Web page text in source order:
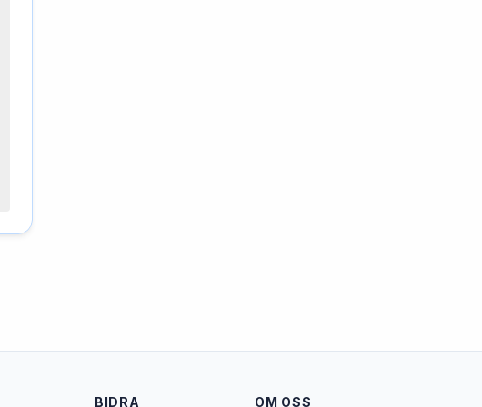
BIDRA OM OSS